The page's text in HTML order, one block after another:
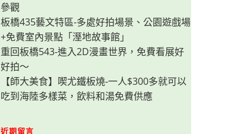
參觀
板橋435藝文特區-多處好拍場景、公園遊戲場
+免費室內景點「溼地故事館」
重回板橋543-進入2D漫畫世界，免費看展好
好拍～
【師大美食】喫尤鐵板燒-一人$300多就可以
吃到海陸多樣菜，飲料和湯免費供應
近期留言